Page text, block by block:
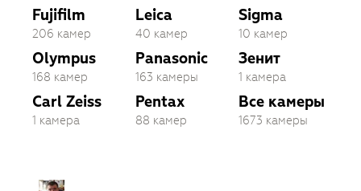
Fujifilm
206 камер
Olympus
168 камер
Carl Zeiss
1 камера
Leica
40 камер
Panasonic
163 камеры
Pentax
88 камер
Sigma
10 камер
Зенит
1 камера
Все камеры
1673 камеры